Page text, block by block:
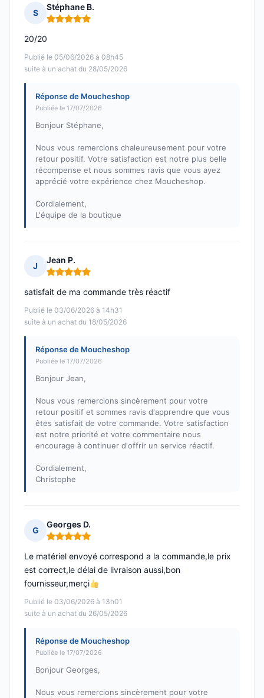
S
Stéphane B.
Note : 5 sur 5
Publié le 05/06/2026 à 08h45
suite à un achat du 28/05/2026
20/20
Réponse de Moucheshop
Publiée le 17/07/2026
Bonjour Stéphane,
Nous vous remercions chaleureusement pour votre
retour positif. Votre satisfaction est notre plus belle
récompense et nous sommes ravis que vous ayez
apprécié votre expérience chez Moucheshop.
Cordialement,
L'équipe de la boutique
J
Jean P.
Note : 5 sur 5
Publié le 03/06/2026 à 14h31
suite à un achat du 18/05/2026
satisfait de ma commande très réactif
Réponse de Moucheshop
Publiée le 17/07/2026
Bonjour Jean,
Nous vous remercions sincèrement pour votre
retour positif et sommes ravis d'apprendre que vous
êtes satisfait de votre commande. Votre satisfaction
est notre priorité et votre commentaire nous
encourage à continuer d'offrir un service réactif.
Cordialement,
Christophe
G
Georges D.
Note : 5 sur 5
Publié le 03/06/2026 à 13h01
suite à un achat du 26/05/2026
Le matériel envoyé correspond a la commande,le prix
est correct,le délai de livraison aussi,bon
fournisseur,merçi
Réponse de Moucheshop
Publiée le 17/07/2026
Bonjour Georges,
Nous vous remercions sincèrement pour votre